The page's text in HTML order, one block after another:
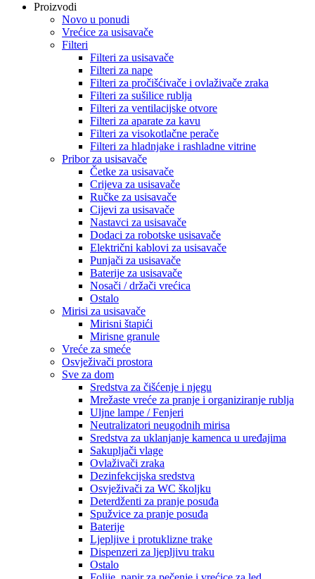
Proizvodi
Novo u ponudi
Vrećice za usisavače
Filteri
Filteri za usisavače
Filteri za nape
Filteri za pročišćivače i ovlaživače zraka
Filteri za sušilice rublja
Filteri za ventilacijske otvore
Filteri za aparate za kavu
Filteri za visokotlačne perače
Filteri za hladnjake i rashladne vitrine
Pribor za usisavače
Četke za usisavače
Crijeva za usisavače
Ručke za usisavače
Cijevi za usisavače
Nastavci za usisavače
Dodaci za robotske usisavače
Električni kablovi za usisavače
Punjači za usisavače
Baterije za usisavače
Nosači / držači vrećica
Ostalo
Mirisi za usisavače
Mirisni štapići
Mirisne granule
Vreće za smeće
Osvježivači prostora
Sve za dom
Sredstva za čišćenje i njegu
Mrežaste vreće za pranje i organiziranje rublja
Uljne lampe / Fenjeri
Neutralizatori neugodnih mirisa
Sredstva za uklanjanje kamenca u uređajima
Sakupljači vlage
Ovlaživači zraka
Dezinfekcijska sredstva
Osvježivači za WC školjku
Deterdženti za pranje posuđa
Spužvice za pranje posuđa
Baterije
Ljepljive i protuklizne trake
Dispenzeri za ljepljivu traku
Ostalo